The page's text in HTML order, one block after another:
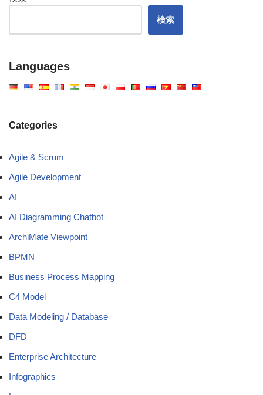
検索
Languages
Categories
Agile & Scrum
Agile Development
AI
AI Diagramming Chatbot
ArchiMate Viewpoint
BPMN
Business Process Mapping
C4 Model
Data Modeling / Database
DFD
Enterprise Architecture
Infographics